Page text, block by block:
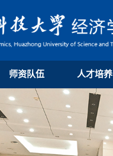
师资队伍 人才培养